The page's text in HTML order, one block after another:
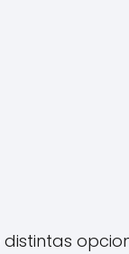
distintas